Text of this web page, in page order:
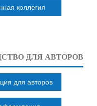
коллегия
ДЛЯ АВТОРОВ
для авторов